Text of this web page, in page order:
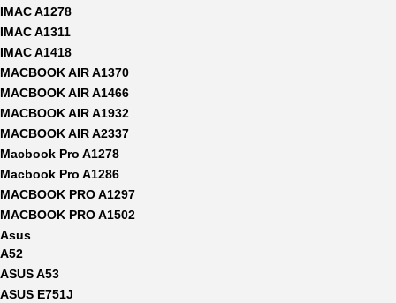
IMAC A1278
IMAC A1311
IMAC A1418
MACBOOK AIR A1370
MACBOOK AIR A1466
MACBOOK AIR A1932
MACBOOK AIR A2337
Macbook Pro A1278
Macbook Pro A1286
MACBOOK PRO A1297
MACBOOK PRO A1502
Asus
A52
ASUS A53
ASUS E751J